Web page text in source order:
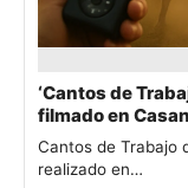
‘Cantos de
filmado en
patrimonio
Cantos de Trabajo
realizado en…